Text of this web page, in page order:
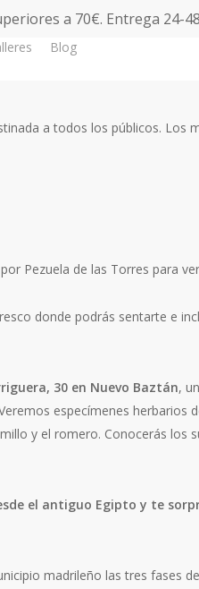
a 70€. Entrega 24-
Blog
a todos los públicos. Los
Pezuela de las Torres para
donde podrás sentarte e
30 en Nuevo Baztán,
especímenes herbarios
y el romero. Conocerás los
el antiguo Egipto y te
madrileño las tres fases